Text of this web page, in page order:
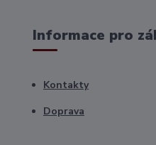
Informace pro
Kontakty
Doprava